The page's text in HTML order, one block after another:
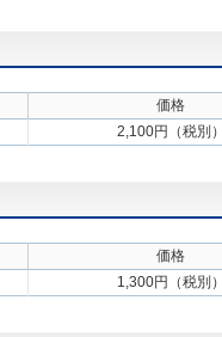
価格
2,100円（税別）
価格
1,300円（税別）